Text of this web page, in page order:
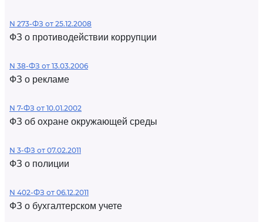
N 273-ФЗ от 25.12.2008
ФЗ о противодействии коррупции
N 38-ФЗ от 13.03.2006
ФЗ о рекламе
N 7-ФЗ от 10.01.2002
ФЗ об охране окружающей среды
N 3-ФЗ от 07.02.2011
ФЗ о полиции
N 402-ФЗ от 06.12.2011
ФЗ о бухгалтерском учете